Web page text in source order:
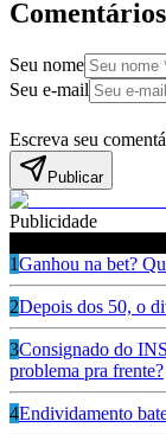
Comentários
Seu nome
Seu e-mail
Escreva seu
Publicar
Publicidade
1Ganhou na bet?
2Depois dos 50, o
3Consignado do
problema pra frente?
4Endividamento